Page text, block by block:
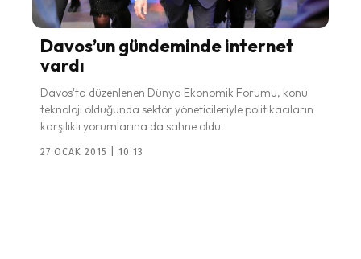
Davos’un gündeminde internet
vardı
Davos'ta düzenlenen Dünya Ekonomik Forumu, konu
teknoloji olduğunda sektör yöneticileriyle politikacıların
karşılıklı yorumlarına da sahne oldu.
27 OCAK 2015 | 10:13